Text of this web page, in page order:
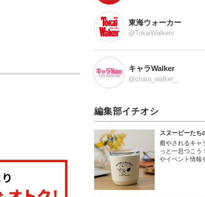
東海ウォーカー
@TokaiWalkers
キャラWalker
@chara_walker_
編集部イチオシ
スヌーピーたち
癒やされるキャ
っと一息つこう
やイベント情報